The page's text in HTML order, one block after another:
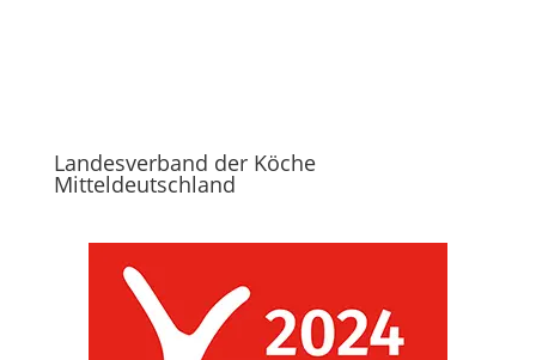
Landesverband der Köche
Mitteldeutschland